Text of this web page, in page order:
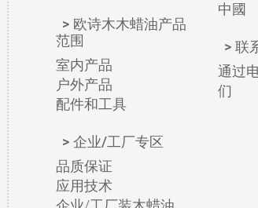
欧诗木木蜡油产品
范围
室内产品
户外产品
配件和工具
企业/工厂专区
品质保证
应用技术
中國
联
通过
们